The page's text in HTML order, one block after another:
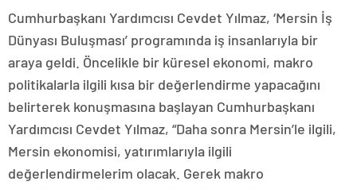
Cumhurbaşkanı Yardımcısı Cevdet Yılmaz, ‘Mersin İş
Dünyası Buluşması’ programında iş insanlarıyla bir
araya geldi. Öncelikle bir küresel ekonomi, makro
politikalarla ilgili kısa bir değerlendirme yapacağını
belirterek konuşmasına başlayan Cumhurbaşkanı
Yardımcısı Cevdet Yılmaz, “Daha sonra Mersin’le ilgili,
Mersin ekonomisi, yatırımlarıyla ilgili
değerlendirmelerim olacak. Gerek makro